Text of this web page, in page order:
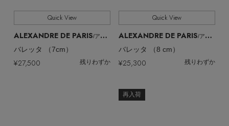
Quick View
ALEXANDRE DE PARIS/アレクサンドル ドゥ パリ
バレッタ （7cm）
¥27,500 残りわずか
Quick View
ALEXANDRE DE PARIS/アレクサンドル ドゥ パリ
バレッタ （8 cm）
¥25,300 残りわずか
再入荷